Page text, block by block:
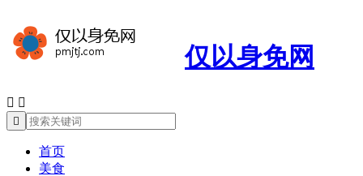
仅以身免网
 

首页
美食